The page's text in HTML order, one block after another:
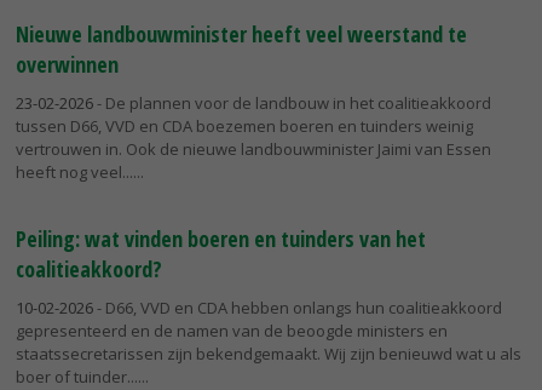
Nieuwe landbouwminister heeft veel weerstand te
overwinnen
23-02-2026- De plannen voor de landbouw in het coalitieakkoord
tussen D66, VVD en CDA boezemen boeren en tuinders weinig
vertrouwen in. Ook de nieuwe landbouwminister Jaimi van Essen
heeft nog veel...
Peiling: wat vinden boeren en tuinders van het
coalitieakkoord?
10-02-2026- D66, VVD en CDA hebben onlangs hun coalitieakkoord
gepresenteerd en de namen van de beoogde ministers en
staatssecretarissen zijn bekendgemaakt. Wij zijn benieuwd wat u als
boer of tuinder...